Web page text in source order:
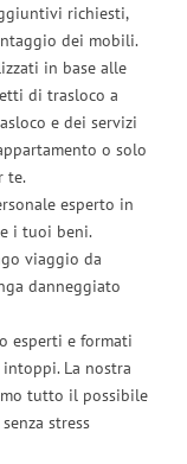
richiesti,
dei mobili.
in base alle
di trasloco a
e dei servizi
o solo
te.
esperto in
i tuoi beni.
viaggio da
danneggiato
esperti e formati
La nostra
tutto il possibile
stress